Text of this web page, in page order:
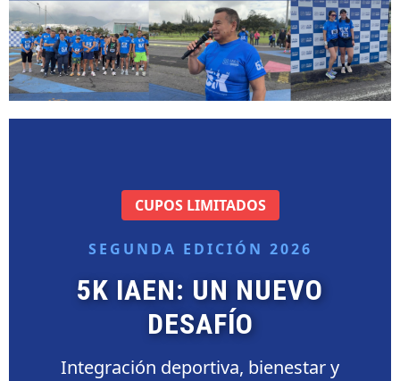
CUPOS LIMITADOS
SEGUNDA EDICIÓN 2026
5K IAEN: UN NUEVO
DESAFÍO
Integración deportiva, bienestar y